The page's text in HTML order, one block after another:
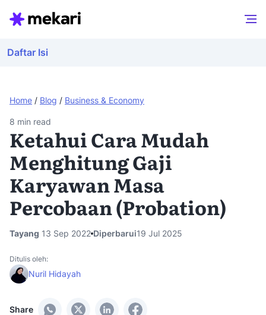
Home / Blog / Business & Economy
Daftar Isi
8 min read
Ketahui Cara Mudah
Menghitung Gaji
Karyawan Masa
Percobaan (Probation)
Tayang 13 Sep 2022 Diperbarui19 Jul 2025
Share
Ditulis oleh:
Nuril Hidayah